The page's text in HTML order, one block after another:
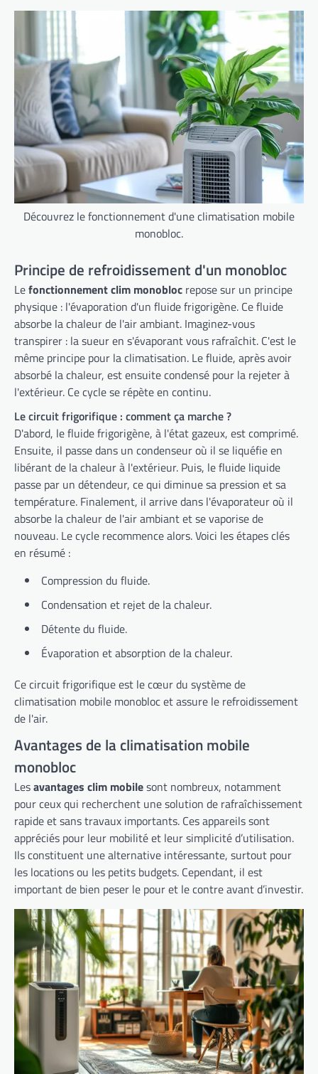
Découvrez le fonctionnement d'une climatisation mobile
monobloc.
Principe de refroidissement d'un monobloc
Lefonctionnement clim monobloc repose sur un principe
physique : l'évaporation d'un fluide frigorigène. Ce fluide
absorbe la chaleur de l'air ambiant. Imaginez-vous
transpirer : la sueur en s'évaporant vous rafraîchit. C'est le
même principe pour la climatisation. Le fluide, après avoir
absorbé la chaleur, est ensuite condensé pour la rejeter à
l'extérieur. Ce cycle se répète en continu.
Le circuit frigorifique : comment ça marche ?
D'abord, le fluide frigorigène, à l'état gazeux, est comprimé.
Ensuite, il passe dans un condenseur où il se liquéfie en
libérant de la chaleur à l'extérieur. Puis, le fluide liquide
passe par un détendeur, ce qui diminue sa pression et sa
température. Finalement, il arrive dans l'évaporateur où il
absorbe la chaleur de l'air ambiant et se vaporise de
nouveau. Le cycle recommence alors. Voici les étapes clés
en résumé :
Compression du fluide.
Condensation et rejet de la chaleur.
Détente du fluide.
Évaporation et absorption de la chaleur.
Ce circuit frigorifique est le cœur du système de
climatisation mobile monobloc et assure le refroidissement
de l'air.
Avantages de la climatisation mobile
monobloc
Lesavantages clim mobilesont nombreux, notamment
pour ceux qui recherchent une solution de rafraîchissement
rapide et sans travaux importants. Ces appareils sont
appréciés pour leur mobilité et leur simplicité d’utilisation.
Ils constituent une alternative intéressante, surtout pour
les locations ou les petits budgets. Cependant, il est
important de bien peser le pour et le contre avant d’investir.